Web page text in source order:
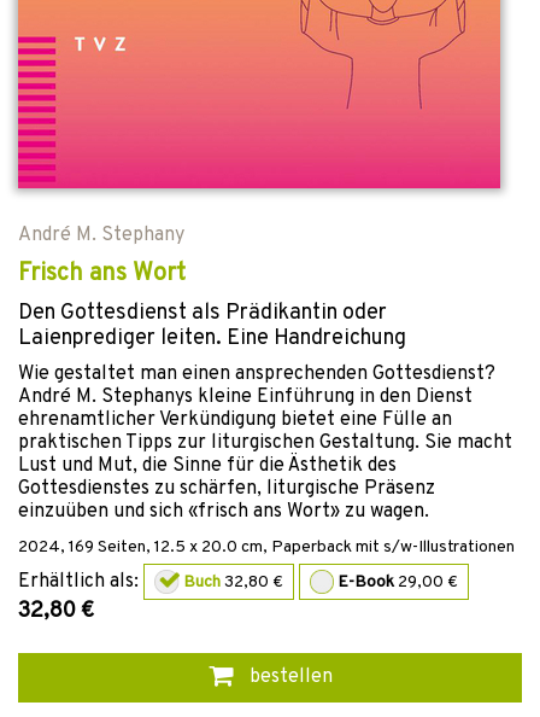
André M. Stephany
Frisch ans Wort
Den Gottesdienst als Prädikantin oder
Laienprediger leiten. Eine Handreichung
Wie gestaltet man einen ansprechenden Gottesdienst?
André M. Stephanys kleine Einführung in den Dienst
ehrenamtlicher Verkündigung bietet eine Fülle an
praktischen Tipps zur liturgischen Gestaltung. Sie macht
Lust und Mut, die Sinne für die Ästhetik des
Gottesdienstes zu schärfen, liturgische Präsenz
einzuüben und sich «frisch ans Wort» zu wagen.
2024, 169 Seiten, 12.5 x 20.0 cm, Paperback mit s/w-Illustrationen
Erhältlich als: Buch32,80 € E-Book 29,00 €
32,80 €
bestellen